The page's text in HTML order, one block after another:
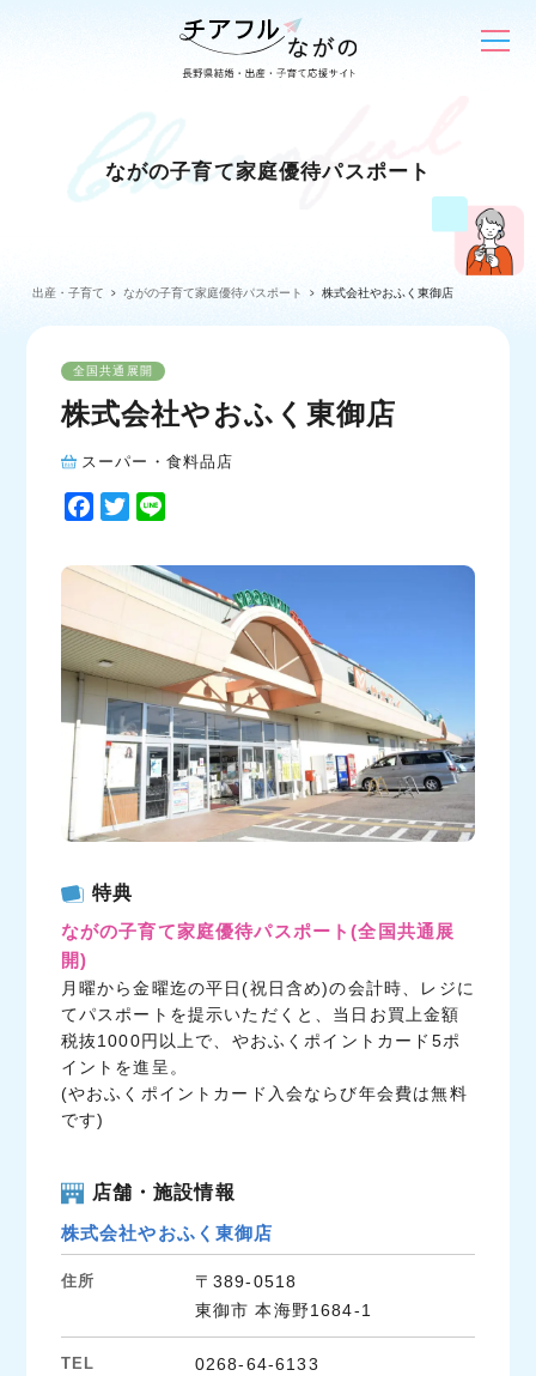
ながの子育て家庭優待パスポート
出産・子育て ながの子育て家庭優待パスポート 株式会社やおふく東御店
全国共通展開
株式会社やおふく東御店
スーパー・食料品店
F
c
e
o
o
T
i
t
e
r
n
e
特典
ながの子育て家庭優待パスポート(全国共通展
開)
月曜から金曜迄の平日(祝日含め)の会計時、レジに
てパスポートを提示いただくと、当日お買上金額
税抜1000円以上で、やおふくポイントカード5ポ
イントを進呈。
(やおふくポイントカード入会ならび年会費は無料
です)
店舗・施設情報
株式会社やおふく東御店
住所
〒389-0518
東御市 本海野1684-1
TEL 0268-64-6133